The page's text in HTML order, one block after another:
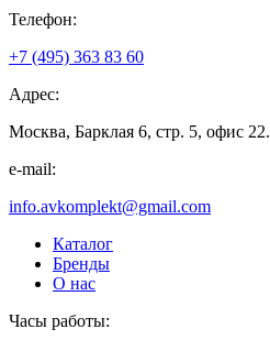
Телефон:
+7 (495) 363 83 60
Адрес:
Москва, Барклая 6, стр. 5, офис 22.
e-mail:
info.avkomplekt@gmail.com
Каталог
Бренды
О нас
Часы работы: